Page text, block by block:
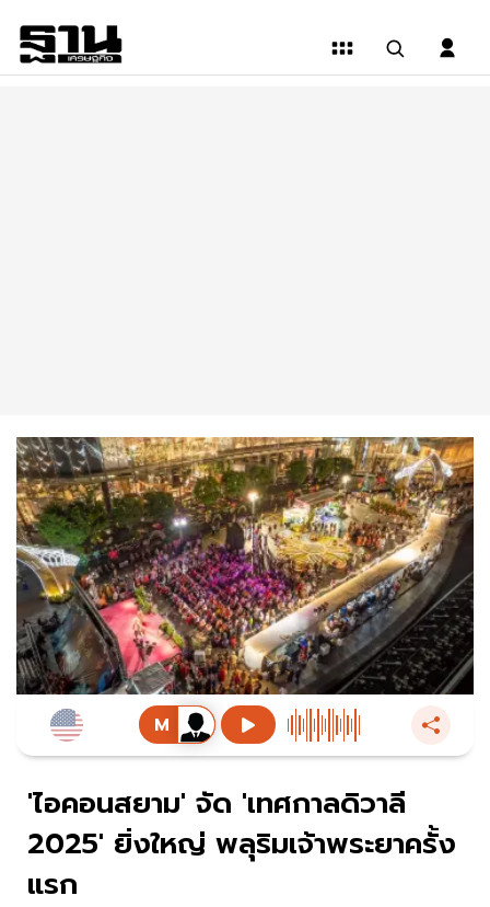
'ไอคอนสยาม' จัด 'เทศกาลดิวาลี
2025' ยิ่งใหญ่ พลุริมเจ้าพระยาครั้ง
แรก